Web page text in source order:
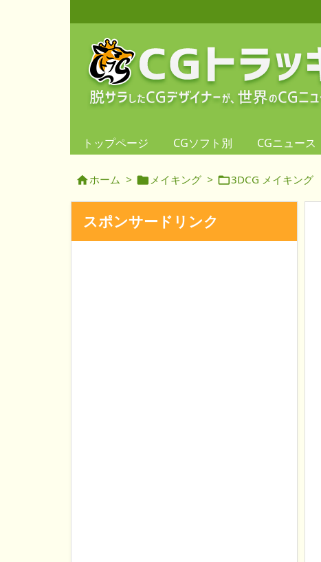
トップページ CGソフト別 CGニュース
ホーム >  メイキング > 3DCG メイキング
スポンサードリンク